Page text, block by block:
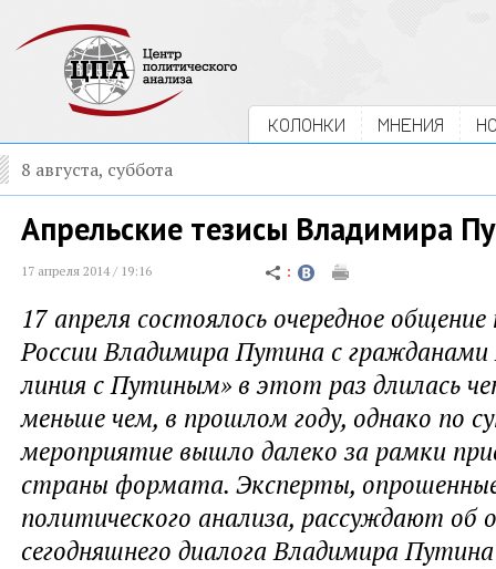
КОЛОНКИ МНЕНИЯ
8 августа, суббота
Апрельские тезисы Владимира
17 апреля 2014 / 19:16
17 апреля состоялось очередное
России Владимира Путина с гражданами
линия с Путиным» в этот раз длилась
меньше чем, в прошлом году, однако по
мероприятие вышло далеко за рамки
страны формата. Эксперты,
политического анализа, рассуждают об
сегодняшнего диалога Владимира